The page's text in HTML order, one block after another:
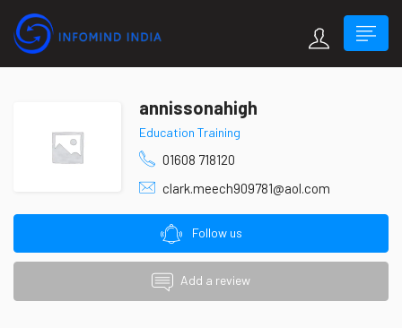
annissonahigh
Education Training
01608 718120
clark.meech909781@aol.com
Follow us
Add a review